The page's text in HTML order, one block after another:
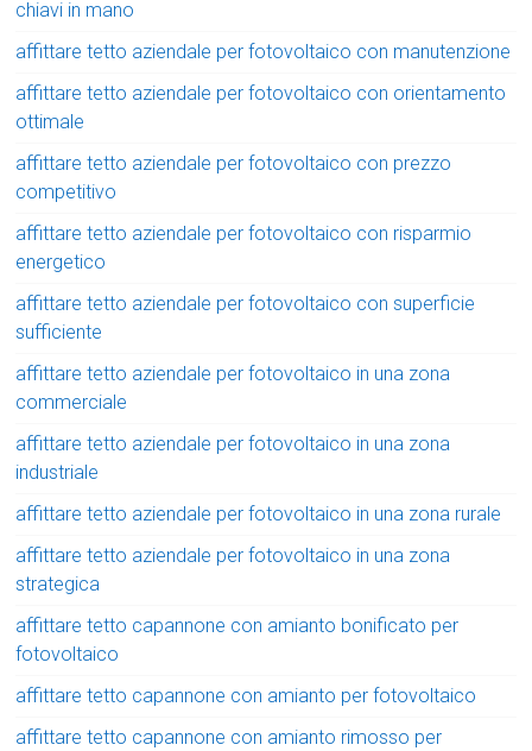
chiavi in mano
affittare tetto aziendale per fotovoltaico con manutenzione
affittare tetto aziendale per fotovoltaico con orientamento
ottimale
affittare tetto aziendale per fotovoltaico con prezzo
competitivo
affittare tetto aziendale per fotovoltaico con risparmio
energetico
affittare tetto aziendale per fotovoltaico con superficie
sufficiente
affittare tetto aziendale per fotovoltaico in una zona
commerciale
affittare tetto aziendale per fotovoltaico in una zona
industriale
affittare tetto aziendale per fotovoltaico in una zona rurale
affittare tetto aziendale per fotovoltaico in una zona
strategica
affittare tetto capannone con amianto bonificato per
fotovoltaico
affittare tetto capannone con amianto per fotovoltaico
affittare tetto capannone con amianto rimosso per